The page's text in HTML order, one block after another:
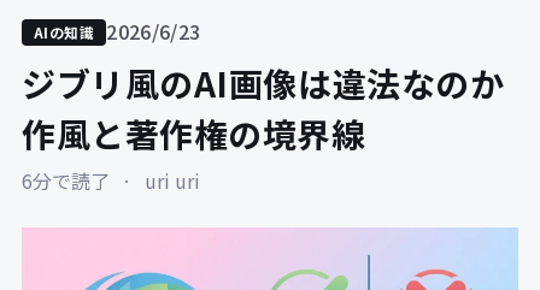
AIの知識 2026/6/23
ジブリ風のAI画像は違法なのか
作風と著作権の境界線
6分で読了 · uri uri